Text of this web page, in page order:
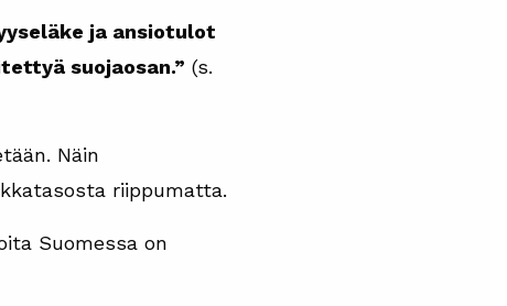
ja ansiotulot
suojaosan.” (s.
Näin
riippumatta.
Suomessa on